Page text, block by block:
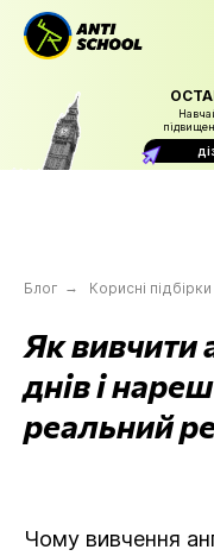
Блог → Корисні підбірки
Як вивчити
днів і
реальний
Чому вивчення